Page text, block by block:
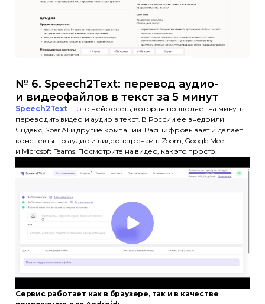
№ 6. Speech2Text: перевод аудио-
и видеофайлов в текст за 5 минут
Speech2Text— это нейросеть, которая позволяет на минуты
переводить видео и аудио в текст. В России ее внедрили
Яндекс, Sber AI и другие компании. Расшифровывает и делает
конспекты по аудио и видеовстречам в Zoom, Google Meet
и Microsoft Teams. Посмотрите на видео, как это просто.
Сервис работает как в браузере, так и в качестве